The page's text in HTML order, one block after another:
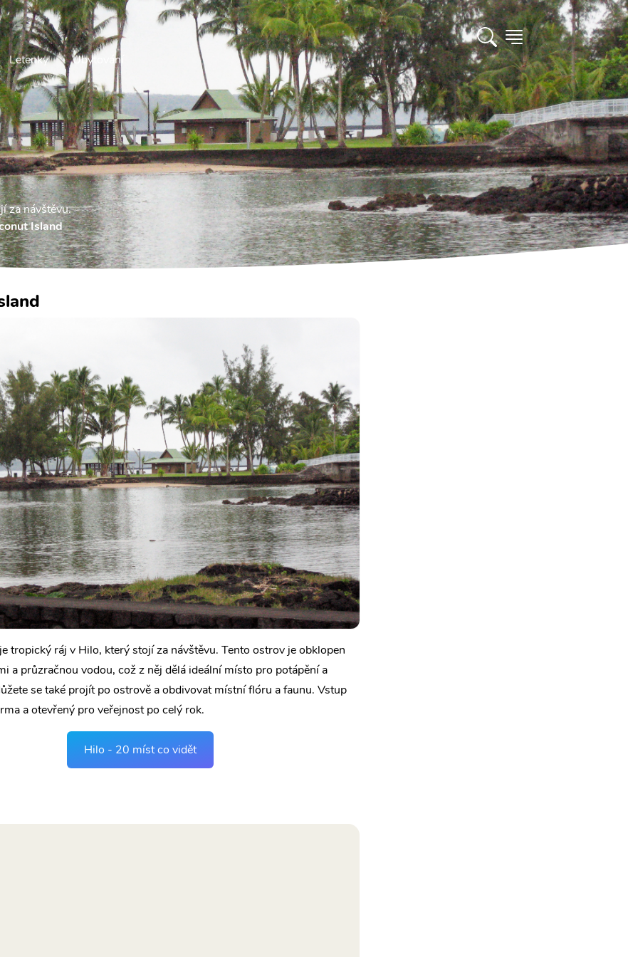
Letenky Ubytování
za návštěvu.
Island
tropický ráj v Hilo, který stojí za návštěvu. Tento ostrov je obklopen
a průzračnou vodou, což z něj dělá ideální místo pro potápění a
se také projít po ostrově a obdivovat místní flóru a faunu. Vstup
a otevřený pro veřejnost po celý rok.
Hilo - 20 míst co vidět